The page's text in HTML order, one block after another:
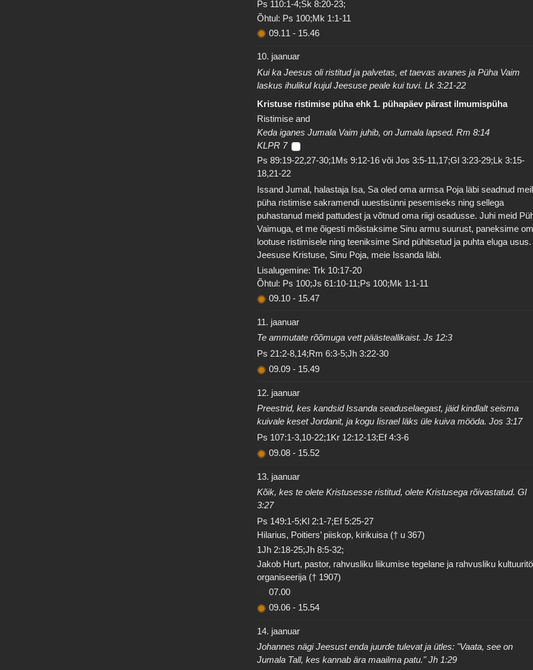
Ps 110:1-4;Sk 8:20-23;
Õhtul: Ps 100;Mk 1:1-11
09.11 - 15.46
10. jaanuar
Kui ka Jeesus oli ristitud ja palvetas, et taevas avanes ja Püha Vaim
laskus ihulikul kujul Jeesuse peale kui tuvi. Lk 3:21-22
Kristuse ristimise püha ehk 1. pühapäev pärast ilmumispüha
Ristimise and
Keda iganes Jumala Vaim juhib, on Jumala lapsed. Rm 8:14
KLPR 7
Ps 89:19-22,27-30;1Ms 9:12-16 või Jos 3:5-11,17;Gl 3:23-29;Lk 3:15-
18,21-22
Issand Jumal, halastaja Isa, Sa oled oma armsa Poja läbi seadnud
püha ristimise sakramendi uuestisünni pesemiseks ning sellega
puhastanud meid pattudest ja võtnud oma riigi osadusse. Juhi meid
Vaimuga, et me õigesti mõistaksime Sinu armu suurust, paneksime
lootuse ristimisele ning teeniksime Sind pühitsetud ja puhta eluga usus.
Jeesuse Kristuse, Sinu Poja, meie Issanda läbi.
Lisalugemine: Trk 10:17-20
Õhtul: Ps 100;Js 61:10-11;Ps 100;Mk 1:1-11
09.10 - 15.47
11. jaanuar
Te ammutate rõõmuga vett päästeallikaist. Js 12:3
Ps 21:2-8,14;Rm 6:3-5;Jh 3:22-30
09.09 - 15.49
12. jaanuar
Preestrid, kes kandsid Issanda seaduselaegast, jäid kindlalt seisma
kuivale keset Jordanit, ja kogu Iisrael läks üle kuiva mööda. Jos 3:17
Ps 107:1-3,10-22;1Kr 12:12-13;Ef 4:3-6
09.08 - 15.52
13. jaanuar
Kõik, kes te olete Kristusesse ristitud, olete Kristusega rõivastatud. Gl
3:27
Ps 149:1-5;Kl 2:1-7;Ef 5:25-27
Hilarius, Poitiers’ piiskop, kirikuisa († u 367)
1Jh 2:18-25;Jh 8:5-32;
Jakob Hurt, pastor, rahvusliku liikumise tegelane ja rahvusliku
organiseerija († 1907)
07.00
09.06 - 15.54
14. jaanuar
Johannes nägi Jeesust enda juurde tulevat ja ütles: "Vaata, see on
Jumala Tall, kes kannab ära maailma patu." Jh 1:29